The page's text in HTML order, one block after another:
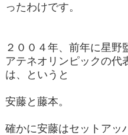
ったわけです。
２００４年、前年に星野
アテネオリンピックの代
は、というと
安藤と藤本。
確かに安藤はセットアッ